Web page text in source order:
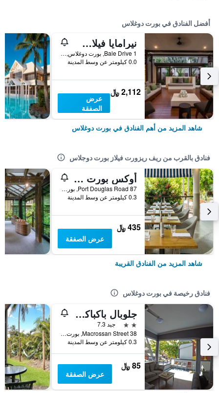
أفضل الفنادق في بورت دوغلاس
نيرامايا فيلاس آند سبا
1 Bale Drive, بورت دوغلاس, QLD, أستراليا
0.0 كيلومتر عن وسط المدينة
2,112 ﷼
عرض
الصفقة
شاهد المزيد من أهم الفنادق في بورت دوغلاس
فنادق بالقرب من ريف ريزورت فيلاز بورت دوجلاس
أوكس بورت دوجلاس ريزورت
87 Port Douglas Road, بورت دوغلاس, QLD, أستراليا
0.3 كيلومتر عن وسط المدينة
435 ﷼
عرض الصفقة
شاهد المزيد من الفنادق القريبة
فنادق رخيصة في بورت دوغلاس
جلوبال باكباكرز - بورت دوجلاس
2 نجمتين
جيد 7.3
38 Macrossan Street, بورت دوغلاس, QLD, أستراليا
0.3 كيلومتر عن وسط المدينة
85 ﷼
عرض الصفقة